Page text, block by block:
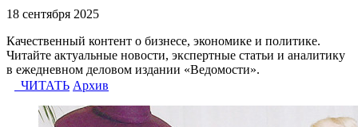
18 сентября 2025
Качественный контент о бизнесе, экономике и политике.
Читайте актуальные новости, экспертные статьи и аналитику
в ежедневном деловом издании «Ведомости».
ЧИТАТЬ Архив